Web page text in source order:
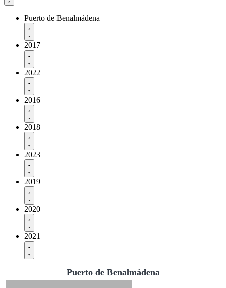
Puerto de Benalmádena
2017
2022
2016
2018
2023
2019
2020
2021
Puerto de Benalmádena